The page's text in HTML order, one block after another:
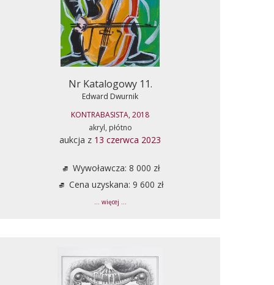
Nr Katalogowy 11.
Edward Dwurnik
KONTRABASISTA, 2018
akryl, płótno
aukcja z 13 czerwca 2023
Wywoławcza: 8 000 zł
Cena uzyskana: 9 600 zł
... więcej ...